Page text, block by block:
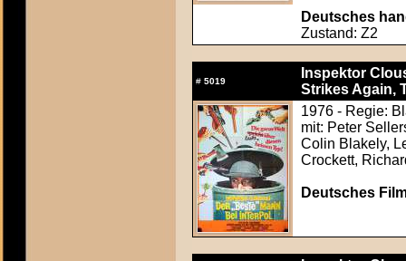
Deutsches
Zustand: Z2
# 5019
Inspektor
Strikes Again,
1976 - Regie:
mit: Peter
Colin Blakely,
Crockett,
Deutsches